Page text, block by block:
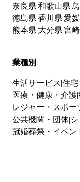
奈良県 和歌山県
徳島県 香川県 愛
熊本県 大分県 宮
業種別
生活サービス 住宅
医療・健康・介護
レジャー・スポー
公共機関・団体
冠婚葬祭・イベン